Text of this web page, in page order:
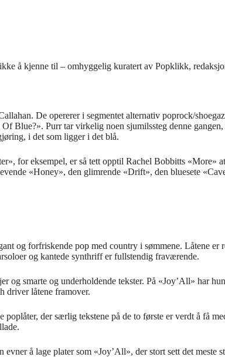
å kjenne til – omhyggelig kuratert av Popklikk,
De opererer i segmentet alternativ poprock/
Blue?». Purr tar virkelig noen sjumilssteg denne
i det som ligger i det blå.
for eksempel, er så tett opptil Rachel Bobbitts
«Honey», den glimrende «Drift», den bluesete
og forfriskende pop med country i sømmene. Låtene
og kantede synthriff er fullstendig fraværende.
smarte og underholdende tekster. På «Joy’All» har
driver låtene framover.
der særlig tekstene på de to første er verdt å få
å lage plater som «Joy’All», der stort sett det